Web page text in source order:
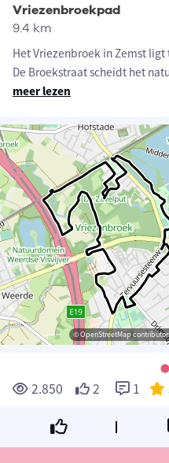
Vriezenbroekpad
9.4 km
Het Vriezenbroek in Zemst ligt
De Broekstraat scheidt het
meer lezen
© OpenStreetMap
2.850 2 1